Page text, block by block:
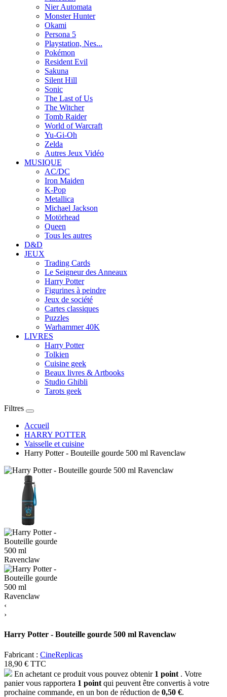
Nier Automata
Monster Hunter
Okami
Persona 5
Playstation, Nes...
Pokémon
Resident Evil
Sakuna
Silent Hill
Sonic
The Last of Us
The Witcher
Tomb Raider
World of Warcraft
Yu-Gi-Oh
Zelda
Autres Jeux Vidéo
MUSIQUE
AC/DC
Iron Maiden
K-Pop
Metallica
Michael Jackson
Motörhead
Queen
Tous les autres
D&D
JEUX
Trading Cards
Le Seigneur des Anneaux
Harry Potter
Figurines à peindre
Jeux de société
Cartes classiques
Puzzles
Warhammer 40K
LIVRES
Harry Potter
Tolkien
Cuisine geek
Beaux livres & Artbooks
Studio Ghibli
Tarots geek
Filtres
Accueil
HARRY POTTER
Vaisselle et cuisine
Harry Potter - Bouteille gourde 500 ml Ravenclaw
‹
›
Harry Potter - Bouteille gourde 500 ml Ravenclaw
Fabricant : CineReplicas
18,90 € TTC
En achetant ce produit vous pouvez obtenir 1 point . Votre
panier vous rapportera 1 point qui peuvent être convertis à votre
prochaine commande, en un bon de réduction de 0,50 €.